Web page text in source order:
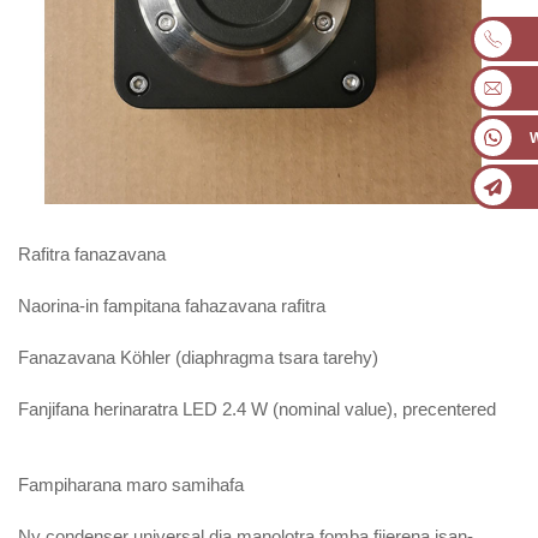
Rafitra fanazavana
Naorina-in fampitana fahazavana rafitra
Fanazavana Köhler (diaphragma tsara tarehy)
Fanjifana herinaratra LED 2.4 W (nominal value), precentered
Fampiharana maro samihafa